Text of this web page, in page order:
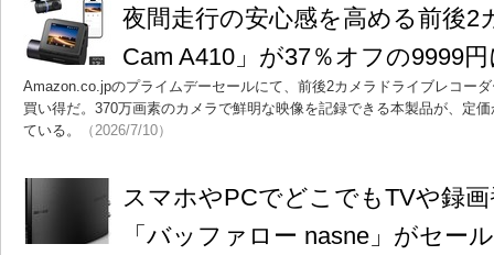
夜間走行の安心感を高める前後2
Cam A410」が37％オフの9999
Amazon.co.jpのプライムデーセールにて、前後2カメラドライブレコー
買い得だ。370万画素のカメラで鮮明な映像を記録できる本製品が、定
ている。
（2026/7/10）
スマホやPCでどこでもTVや録
「バッファロー nasne」がセー